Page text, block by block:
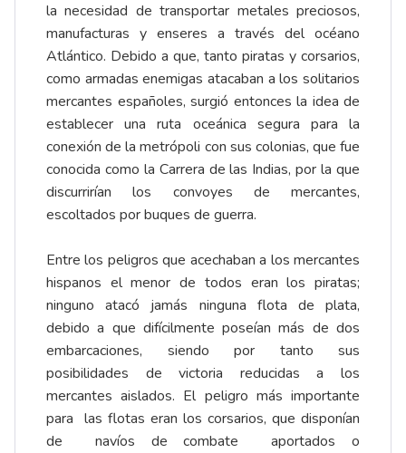
la necesidad de transportar metales preciosos,
manufacturas y enseres a través del océano
Atlántico. Debido a que, tanto piratas y corsarios,
como armadas enemigas atacaban a los solitarios
mercantes españoles, surgió entonces la idea de
establecer una ruta oceánica segura para la
conexión de la metrópoli con sus colonias, que fue
conocida como la Carrera de las Indias, por la que
discurrirían los convoyes de mercantes,
escoltados por buques de guerra.
Entre los peligros que acechaban a los mercantes
hispanos el menor de todos eran los piratas;
ninguno atacó jamás ninguna flota de plata,
debido a que difícilmente poseían más de dos
embarcaciones, siendo por tanto sus
posibilidades de victoria reducidas a los
mercantes aislados. El peligro más importante
para las flotas eran los corsarios, que disponían
de navíos de combate aportados o